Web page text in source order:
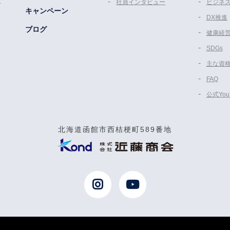
キャンペーン
ブログ
社員インタビュー ビジネ
DX推進
健康経
SDGs
主な資
FAQ
公式
北海道函館市西桔梗町589番地